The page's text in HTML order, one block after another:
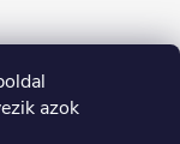
azok